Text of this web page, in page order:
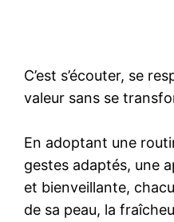
C’est s’écouter, se
valeur sans se
En adoptant une
gestes adaptés, une
et bienveillante,
de sa peau, la